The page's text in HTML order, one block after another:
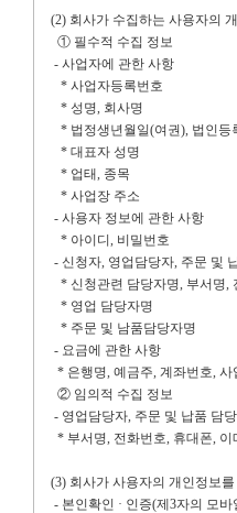
(2) 회사가 수집하는 사용자의
① 필수적 수집 정보
- 사업자에 관한 사항
* 사업자등록번호
* 성명, 회사명
* 법정생년월일(여권), 법인등
* 대표자 성명
* 업태, 종목
* 사업장 주소
- 사용자 정보에 관한 사항
* 아이디 , 비밀번호
- 신청자, 영업담당자, 주문 및
* 신청관련 담당자명, 부서명,
* 영업 담당자명
* 주문 및 남품담당자명
- 요금에 관한 사항
* 은행명, 예금주, 계좌번호, 사
② 임의적 수집 정보
- 영업담당자, 주문 및 납품 담
* 부서명, 전화번호, 휴대폰, 이
(3) 회사가 사용자의 개인정보
- 본인확인 · 인증(제 3자의 모바